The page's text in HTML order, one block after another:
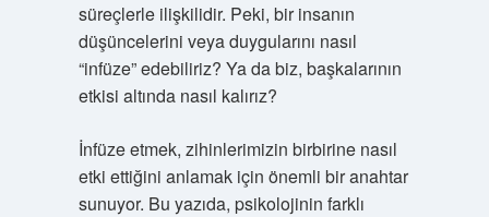
süreçlerle ilişkilidir. Peki, bir insanın
düşüncelerini veya duygularını nasıl
“infüze” edebiliriz? Ya da biz, başkalarının
etkisi altında nasıl kalırız?
İnfüze etmek, zihinlerimizin birbirine nasıl
etki ettiğini anlamak için önemli bir anahtar
sunuyor. Bu yazıda, psikolojinin farklı